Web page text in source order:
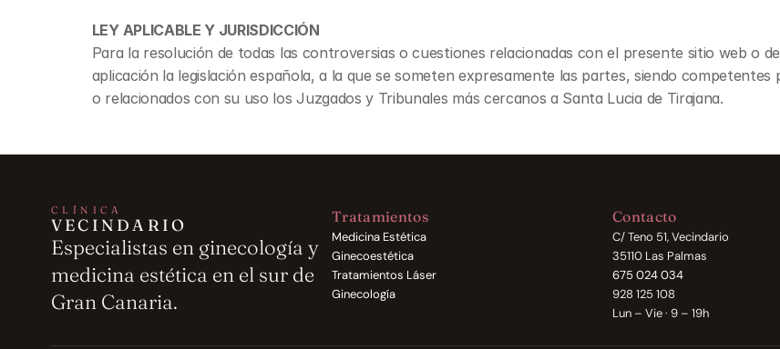
LEY APLICABLE Y JURISDICCIÓN
Para la resolución de todas las controversias o cuestiones relacionadas con el presente sitio web o
aplicación la legislación española, a la que se someten expresamente las partes, siendo
o relacionados con su uso los Juzgados y Tribunales más cercanos a Santa Lucia de Tirajana.
CLÍNICA
VECINDARIO
Especialistas en ginecología y
medicina estética en el sur de
Gran Canaria.
Tratamientos
Medicina Estética
Ginecoestética
Tratamientos Láser
Ginecología
Contacto
C/ Teno 51, Vecindario
35110 Las Palmas
675 024 034
928 125 108
Lun – Vie · 9 – 19h